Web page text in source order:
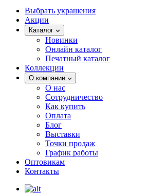
Выбрать украшения
Акции
Каталог
Новинки
Онлайн каталог
Печатный каталог
Коллекции
О компании
О нас
Сотрудничество
Как купить
Оплата
Блог
Выставки
Точки продаж
График работы
Оптовикам
Контакты